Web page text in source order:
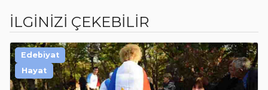
İLGİNİZİ ÇEKEBİLİR
Edebiyat
Hayat